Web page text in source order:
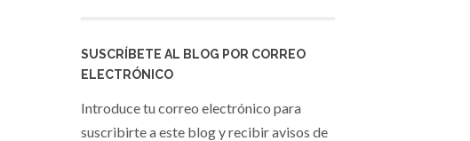
SUSCRÍBETE AL BLOG POR CORREO
ELECTRÓNICO
Introduce tu correo electrónico para
suscribirte a este blog y recibir avisos de